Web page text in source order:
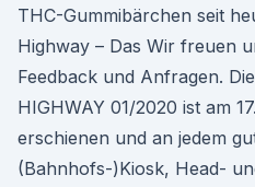
THC-Gummibärchen seit
Highway – Das Wir freuen
Feedback und Anfragen.
HIGHWAY 01/2020 ist am
erschienen und an jedem
(Bahnhofs-)Kiosk, Head-